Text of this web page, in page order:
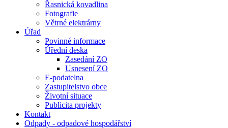
Řasnická kovadlina
Fotografie
Větrné elektrárny
Úřad
Povinné informace
Úřední deska
Zasedání ZO
Usnesení ZO
E-podatelna
Zastupitelstvo obce
Životní situace
Publicita projekty
Kontakt
Odpady - odpadové hospodářství